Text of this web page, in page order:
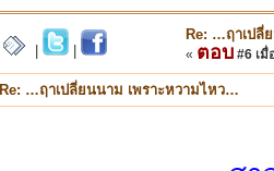
Re: …ฤาเปลี่
« ตอบ #6 เมื่
Re: …ฤาเปลี่ยนนาม เพราะหวามไหว…